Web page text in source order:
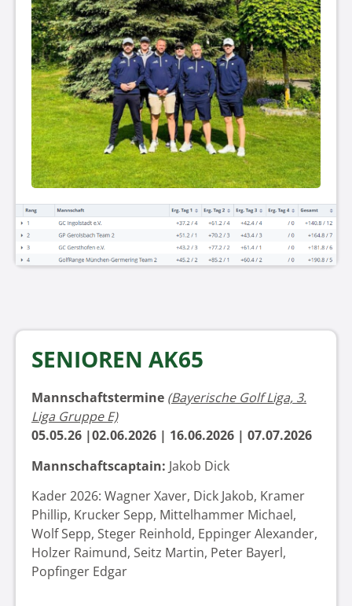
SENIOREN AK65
Mannschaftstermine (Bayerische Golf Liga, 3.
Liga Gruppe E)
05.05.26 |02.06.2026 | 16.06.2026 | 07.07.2026
Mannschaftscaptain: Jakob Dick
Kader 2026: Wagner Xaver, Dick Jakob, Kramer
Phillip, Krucker Sepp, Mittelhammer Michael,
Wolf Sepp, Steger Reinhold, Eppinger Alexander,
Holzer Raimund, Seitz Martin, Peter Bayerl,
Popfinger Edgar